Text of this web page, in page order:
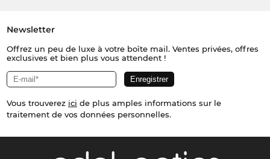
Newsletter
Offrez un peu de luxe à votre boîte mail. Ventes privées, offres
exclusives et bien plus vous attendent !
Vous trouverez ici de plus amples informations sur le
traitement de vos données personnelles.